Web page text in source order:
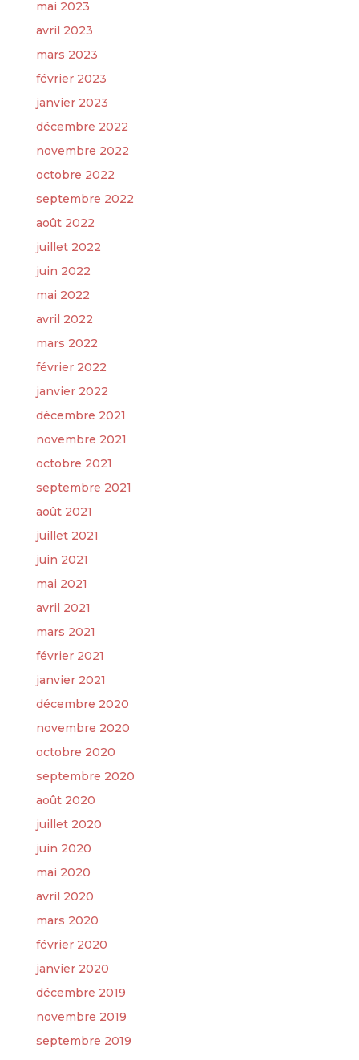
mai 2023
avril 2023
mars 2023
février 2023
janvier 2023
décembre 2022
novembre 2022
octobre 2022
septembre 2022
août 2022
juillet 2022
juin 2022
mai 2022
avril 2022
mars 2022
février 2022
janvier 2022
décembre 2021
novembre 2021
octobre 2021
septembre 2021
août 2021
juillet 2021
juin 2021
mai 2021
avril 2021
mars 2021
février 2021
janvier 2021
décembre 2020
novembre 2020
octobre 2020
septembre 2020
août 2020
juillet 2020
juin 2020
mai 2020
avril 2020
mars 2020
février 2020
janvier 2020
décembre 2019
novembre 2019
septembre 2019